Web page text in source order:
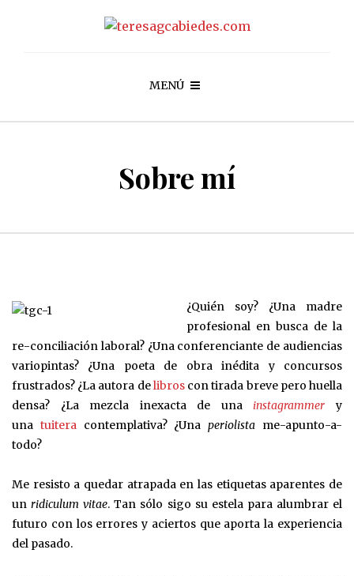
MENÚ
Sobre mí
¿Quién soy? ¿Una madre
profesional en busca de la
re-conciliación laboral? ¿Una conferenciante de audiencias
variopintas? ¿Una poeta de obra inédita y concursos
frustrados? ¿La autora delibroscon tirada breve pero huella
densa? ¿La mezcla inexacta de una instagrammer
y
una tuiteracontemplativa? ¿Unaperiolista me-apunto-a-
todo?
Me resisto a quedar atrapada en las etiquetas aparentes de
unridiculum vitae. Tan sólo sigo su estela para alumbrar el
futuro con los errores y aciertos que aporta la experiencia
del pasado.